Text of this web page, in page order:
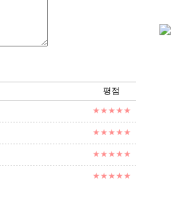
평점
★★★★★
★★★★★
★★★★★
★★★★★